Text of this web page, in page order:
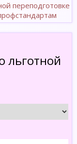
переподготовке
льготной